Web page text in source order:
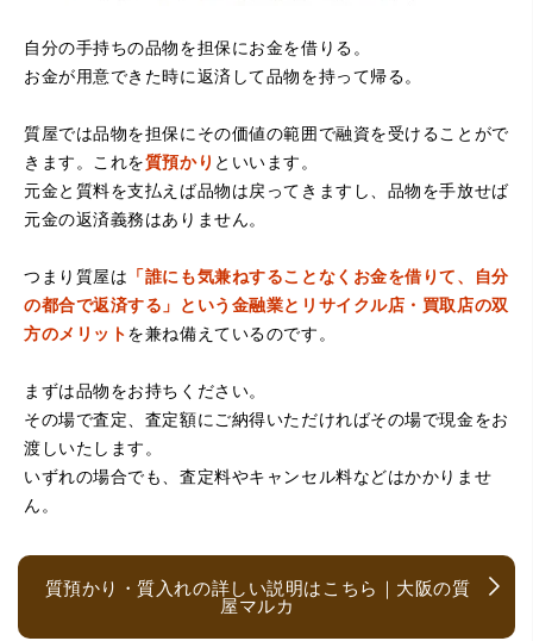
（大阪府堺市）電話対応の時からとても感じが良くて来店
してもとても優しく、来て良かったです。これからこちら
でお世話になろうと思いました。ありがとうございまし
た。
（京都府亀岡市）他店舗にも行きましたが、対応の方があ
まりお売りしたくないと思ったので、やめました。こちら
は電話対応からも誠実な印象でしたので、こちらでお売り
しようと思っておりました。この度はありがとうございま
す。
自分の手持ちの品物を担保にお金を借りる。
お金が用意できた時に返済して品物を持って帰る。
質屋では品物を担保にその価値の範囲で融資を受けることがで
きます。これを質預かり といいます。
元金と質料を支払えば品物は戻ってきますし、品物を手放せば
元金の返済義務はありません。
つまり質屋は 「誰にも気兼ねすることなくお金を借りて、自分
の都合で返済する」という金融業とリサイクル店・買取店の双
方のメリットを兼ね備えているのです。
まずは品物をお持ちください。
その場で査定、査定額にご納得いただければその場で現金をお
渡しいたします。
いずれの場合でも、査定料やキャンセル料などはかかりませ
ん。
質預かり・質入れの詳しい説明はこちら｜大阪の質
屋マルカ